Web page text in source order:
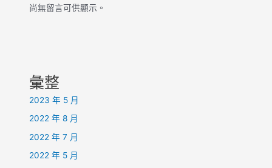
尚無留言可供顯示。
彙整
2023 年 5 月
2022 年 8 月
2022 年 7 月
2022 年 5 月